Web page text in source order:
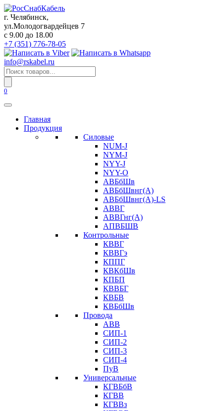
Перейти
к
содержанию
г. Челябинск,
ул.Молодогвардейцев 7
c 9.00 до 18.00
+7 (351) 776-78-05
info@rskabel.ru
Поиск
товаров
0
Главная
Продукция
Силовые
NUM-J
NYM-J
NYY-J
NYY-O
АВБбШв
АВБбШвнг(А)
АВБбШвнг(А)-LS
АВВГ
АВВГнг(А)
АПВБШВ
Контрольные
КВВГ
КВВГэ
КППГ
КВКбШв
КПБП
КВВБГ
КВБВ
КВБбШв
Провода
АВВ
СИП-1
СИП-2
СИП-3
СИП-4
ПуВ
Универсальные
КГВБбВ
КГВВ
КГВВз